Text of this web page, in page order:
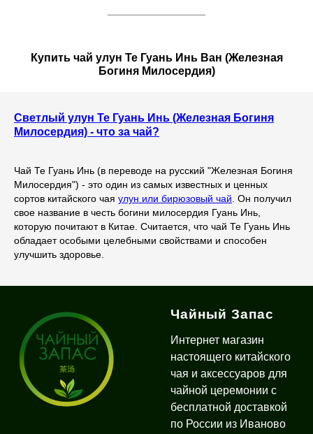
Купить чай улун Те Гуань Инь Ван (Железная
Богиня Милосердия)
Светлый улун Те Гуань Инь (Железная Богиня
Милосердия) - что за чай?
Чай Те Гуань Инь (в переводе на русский "Железная Богиня
Милосердия") - это один из самых известных и ценных
сортов китайского чая улун или бирюзовый чай . Он получил
свое название в честь богини милосердия Гуань Инь,
которую почитают в Китае. Считается, что чай Те Гуань Инь
обладает особыми целебными свойствами и способен
улучшить здоровье.
Чайный Запас
Интернет магазин
настоящего китайского
чая и аксессуаров для
чайной церемонии с
бесплатной доставкой
по России из Иваново